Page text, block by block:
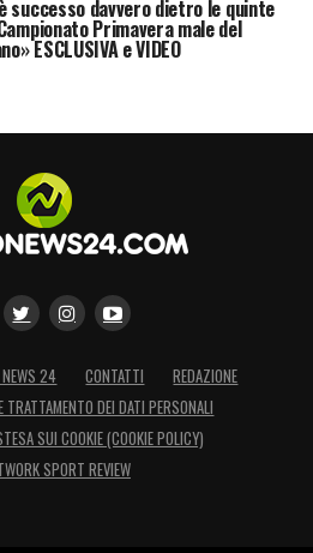
successo davvero dietro le quinte
Primavera male del
ESCLUSIVA e VIDEO
NEWS 24 CONTATTI
REDAZIONE
TRATTAMENTO DEI DATI PERSONALI
SUI COOKIE (COOKIE POLICY)
SPORT REVIEW